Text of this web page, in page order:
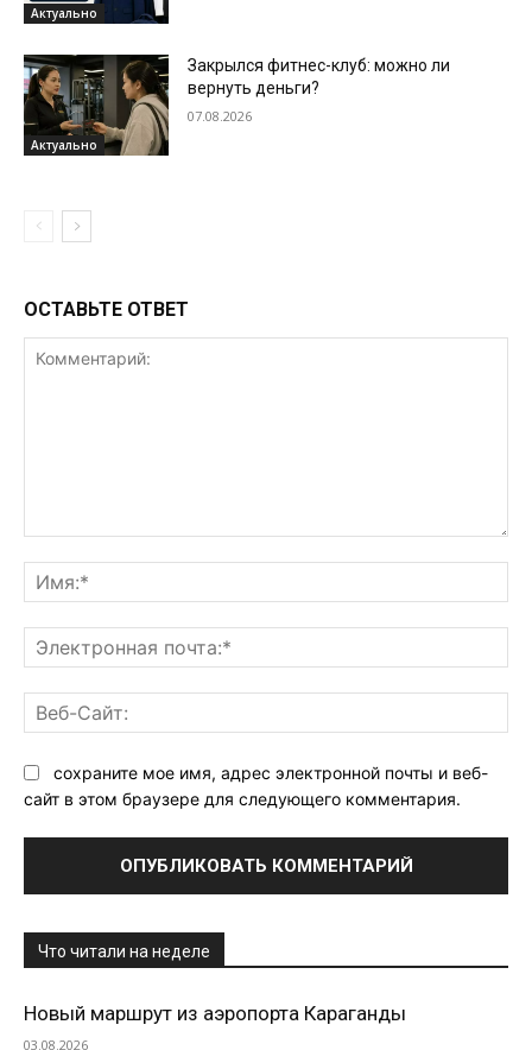
Актуально
Актуально
Закрылся фитнес-клуб: можно ли
вернуть деньги?
07.08.2026
ОСТАВЬТЕ ОТВЕТ
сохраните мое имя, адрес электронной почты и веб-
сайт в этом браузере для следующего комментария.
Что читали на неделе
Новый маршрут из аэропорта Караганды
03.08.2026